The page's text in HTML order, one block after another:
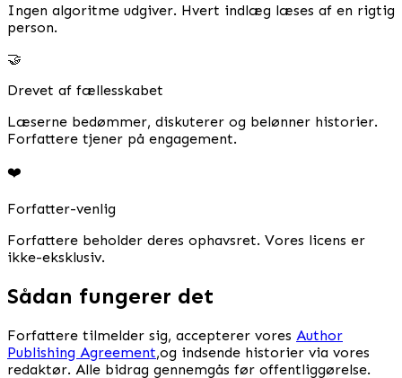
Ingen algoritme udgiver. Hvert indlæg læses af en rigtig
person.
🤝
Drevet af fællesskabet
Læserne bedømmer, diskuterer og belønner historier.
Forfattere tjener på engagement.
❤️
Forfatter-venlig
Forfattere beholder deres ophavsret. Vores licens er
ikke-eksklusiv.
Sådan fungerer det
Forfattere tilmelder sig, accepterer vores Author
Publishing Agreement,og indsende historier via vores
redaktør. Alle bidrag gennemgås før offentliggørelse.